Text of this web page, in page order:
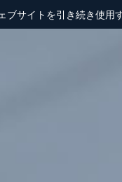
ブサイトを引き続き使用